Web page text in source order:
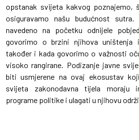
opstanak svijeta kakvog poznajemo,
osiguravamo našu budućnost
navedeno na početku odnijele
govorimo o brzini njihova uništenja
također i kada govorimo o važnosti
visoko rangirane. Podizanje javne
biti usmjerene na ovaj ekosustav
svijeta zakonodavna tijela moraju
programe politike i ulagati u njihovu